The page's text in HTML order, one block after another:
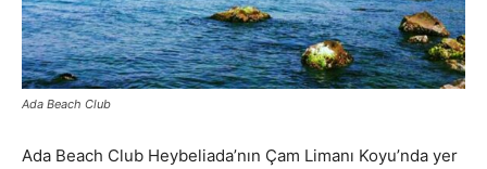
Ada Beach Club
Ada Beach Club Heybeliada’nın Çam Limanı Koyu’nda yer